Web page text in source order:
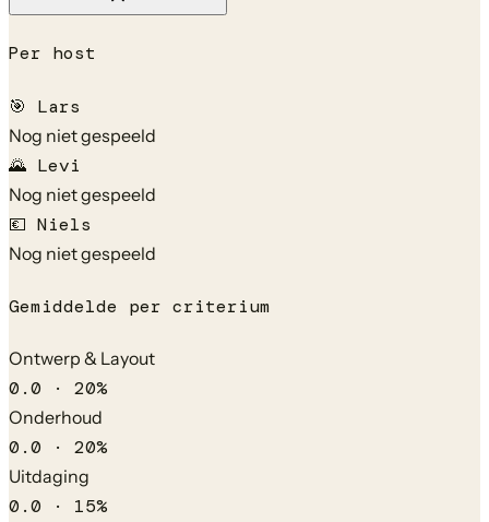
Per host
🎯 Lars
Nog niet gespeeld
🌄 Levi
Nog niet gespeeld
💶 Niels
Nog niet gespeeld
Gemiddelde per criterium
Ontwerp & Layout
0.0 · 20%
Onderhoud
0.0 · 20%
Uitdaging
0.0 · 15%